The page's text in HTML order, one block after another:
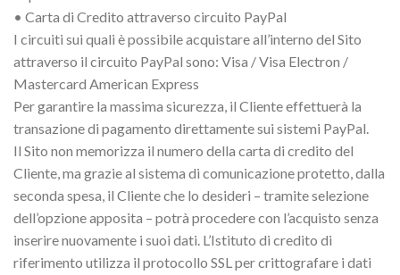
• Carta di Credito attraverso circuito PayPal
I circuiti sui quali è possibile acquistare all’interno del Sito
attraverso il circuito PayPal sono: Visa / Visa Electron /
Mastercard American Express
Per garantire la massima sicurezza, il Cliente effettuerà la
transazione di pagamento direttamente sui sistemi PayPal.
Il Sito non memorizza il numero della carta di credito del
Cliente, ma grazie al sistema di comunicazione protetto, dalla
seconda spesa, il Cliente che lo desideri – tramite selezione
dell’opzione apposita – potrà procedere con l’acquisto senza
inserire nuovamente i suoi dati. L’Istituto di credito di
riferimento utilizza il protocollo SSL per crittografare i dati